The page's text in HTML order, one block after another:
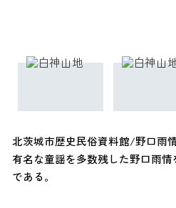
北茨城市歴史民俗資料館/野口雨
有名な童謡を多数残した野口雨
である。